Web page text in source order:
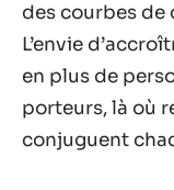
des courbes de
L’envie
en plus de
porteurs, là où
conjuguent